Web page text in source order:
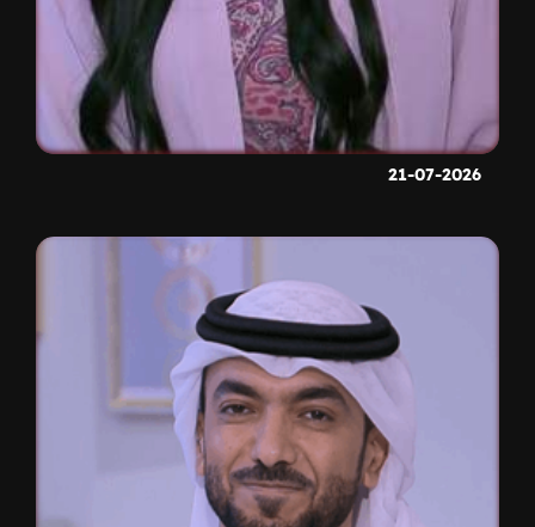
21-07-2026